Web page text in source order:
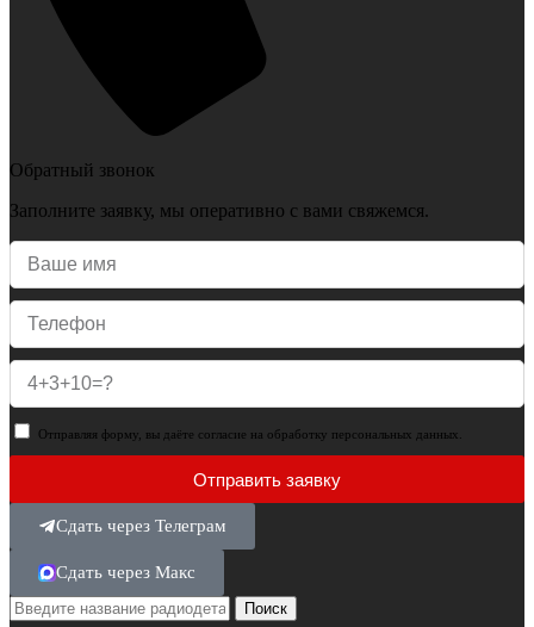
Обратный звонок
Заполните заявку, мы оперативно с вами свяжемся.
Отправляя форму, вы даёте согласие на обработку персональных данных.
Отправить заявку
Сдать через Телеграм
Сдать через Макс
Поиск